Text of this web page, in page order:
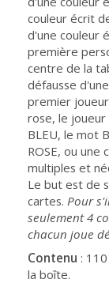
couleur écrit
d'une couleur
première
centre de la
défausse
premier
rose, le
BLEU, le mot
ROSE, ou
multiples et
Le but est de
cartes. Pour
seulement 4
chacun joue
Contenu :
la boîte.